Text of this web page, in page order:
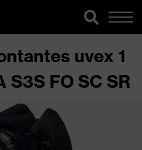
uvex 1
S3S FO SC SR